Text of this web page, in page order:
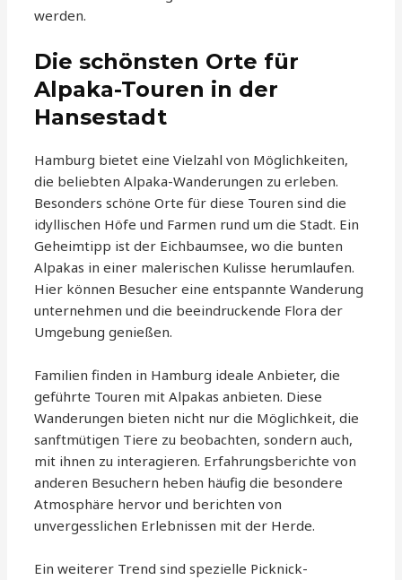
werden.
Die schönsten Orte für
Alpaka-Touren in der
Hansestadt
Hamburg bietet eine Vielzahl von Möglichkeiten,
die beliebten Alpaka-Wanderungen zu erleben.
Besonders schöne Orte für diese Touren sind die
idyllischen Höfe und Farmen rund um die Stadt. Ein
Geheimtipp ist der Eichbaumsee, wo die bunten
Alpakas in einer malerischen Kulisse herumlaufen.
Hier können Besucher eine entspannte Wanderung
unternehmen und die beeindruckende Flora der
Umgebung genießen.
Familien finden in Hamburg ideale Anbieter, die
geführte Touren mit Alpakas anbieten. Diese
Wanderungen bieten nicht nur die Möglichkeit, die
sanftmütigen Tiere zu beobachten, sondern auch,
mit ihnen zu interagieren. Erfahrungsberichte von
anderen Besuchern heben häufig die besondere
Atmosphäre hervor und berichten von
unvergesslichen Erlebnissen mit der Herde.
Ein weiterer Trend sind spezielle Picknick-